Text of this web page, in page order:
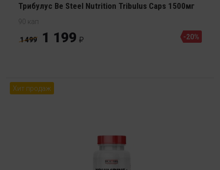
Трибулус Be Steel Nutrition Tribulus Caps 1500мг
90 кап
1 499 1 199 -20%
Хит продаж